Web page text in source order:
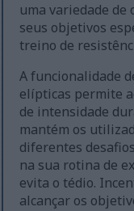
uma variedade de
seus objetivos
treino de
A funcionalidade
elípticas permite
de intensidade
mantém os
diferentes
na sua rotina de
evita o tédio.
alcançar os